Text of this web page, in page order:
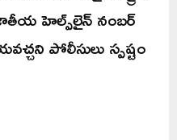
హెల్ప్‌లైన్ నంబర్
పోలీసులు స్పష్టం